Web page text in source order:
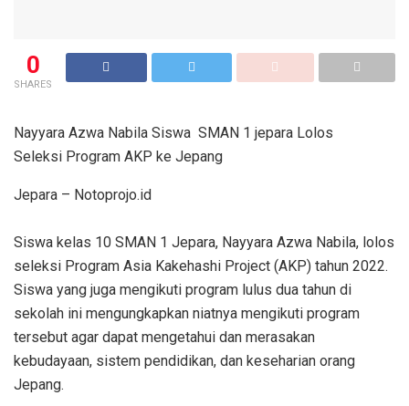
0
SHARES
Nayyara Azwa Nabila Siswa SMAN 1 jepara Lolos
Seleksi Program AKP ke Jepang
Jepara – Notoprojo.id
Siswa kelas 10 SMAN 1 Jepara, Nayyara Azwa Nabila, lolos
seleksi Program Asia Kakehashi Project (AKP) tahun 2022.
Siswa yang juga mengikuti program lulus dua tahun di
sekolah ini mengungkapkan niatnya mengikuti program
tersebut agar dapat mengetahui dan merasakan
kebudayaan, sistem pendidikan, dan keseharian orang
Jepang.